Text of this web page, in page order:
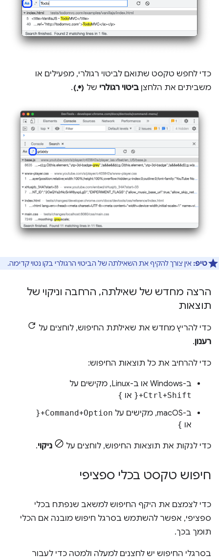
כדי לחפש טקסט שתואם לביטוי רגולרי, מפעילים או
משביתים את הלחצן ביטוי רגולרי של regular_expression
.
טיפ: אין צורך להקיף את השאילתה של הביטוי הרגולרי בקו נטוי קדימה.
הרצה מחדש של שאילתה, הרחבה וניקוי של
תוצאות
כדי להריץ מחדש את שאילתת החיפוש, לוחצים על
רענון.
כדי להרחיב את כל תוצאות החיפוש:
ב-Windows או ב-Linux, מקישים על
Ctrl +Shift
+
{ או }
ב-macOS, מקישים על Command+Option
+
{
או }
כדי לנקות את תוצאות החיפוש, לוחצים על ניקוי.
חיפוש טקסט בכלי ספציפי
כדי לצמצם את היקף החיפוש למשאב שנפתח בכלי
ספציפי, אפשר להשתמש בסרגל חיפוש מובנה אם הכלי
תומך בכך.
בסרגלי החיפוש יש לחצנים למעלה ולמטה כדי לעבור